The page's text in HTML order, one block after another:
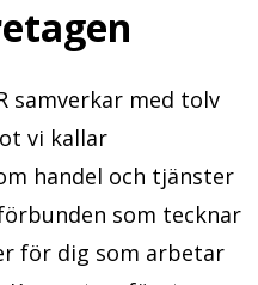
samverkar med tolv
vi kallar
handel och tjänster
som tecknar
för dig som arbetar